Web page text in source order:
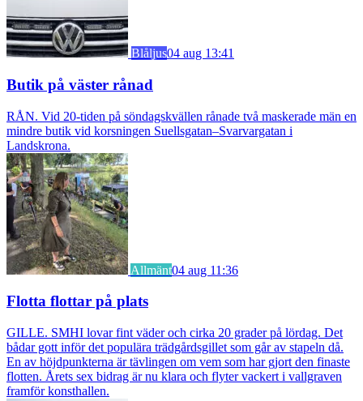
Blåljus04 aug 13:41
Butik på väster rånad
RÅN. Vid 20-tiden på söndagskvällen rånade två maskerade män en
mindre butik vid korsningen Suellsgatan–Svarvargatan i
Landskrona.
Allmänt04 aug 11:36
Flotta flottar på plats
GILLE. SMHI lovar fint väder och cirka 20 grader på lördag. Det
bådar gott inför det populära trädgårdsgillet som går av stapeln då.
En av höjdpunkterna är tävlingen om vem som har gjort den finaste
flotten. Årets sex bidrag är nu klara och flyter vackert i vallgraven
framför konsthallen.